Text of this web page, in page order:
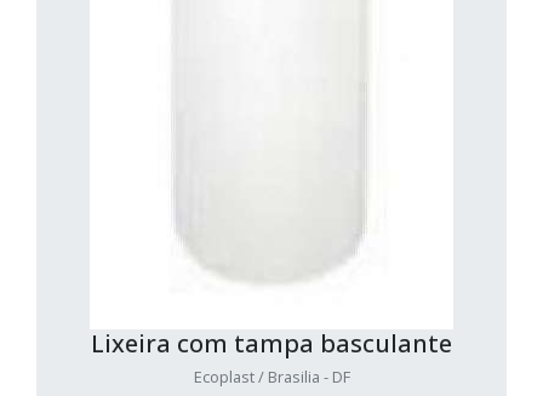
Lixeira com tampa basculante
Ecoplast / Brasilia - DF